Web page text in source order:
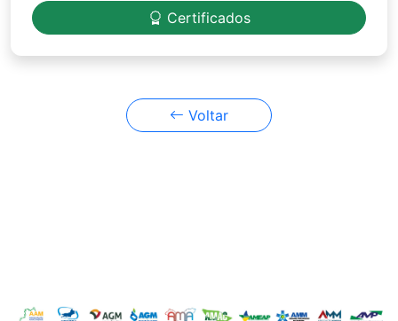
Certificados
Voltar